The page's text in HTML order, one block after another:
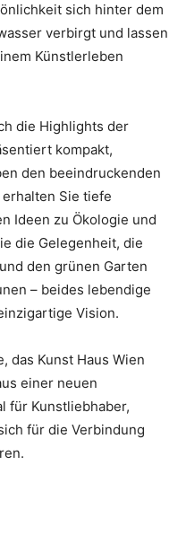
sich hinter dem
verbirgt und lassen
Künstlerleben
die Highlights der
kompakt,
den beeindruckenden
Sie tiefe
Ideen zu Ökologie und
die Gelegenheit, die
den grünen Garten
– beides lebendige
Vision.
das Kunst Haus Wien
einer neuen
für Kunstliebhaber,
für die Verbindung